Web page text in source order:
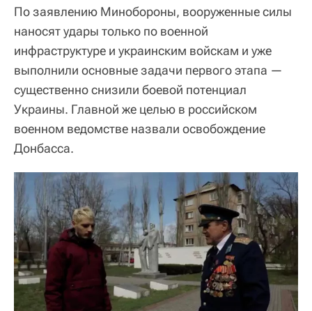
По заявлению Минобороны, вооруженные силы
наносят удары только по военной
инфраструктуре и украинским войскам и уже
выполнили основные задачи первого этапа —
существенно снизили боевой потенциал
Украины. Главной же целью в российском
военном ведомстве назвали освобождение
Донбасса.